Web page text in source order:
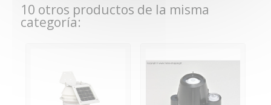
10 otros productos de la misma
categoría: